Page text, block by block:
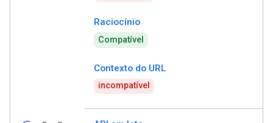
Raciocínio
Compatível
Contexto do URL
incompatível